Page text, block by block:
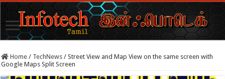
Home / TechNews / Street View and Map View on the same screen with
Google Maps Split Screen